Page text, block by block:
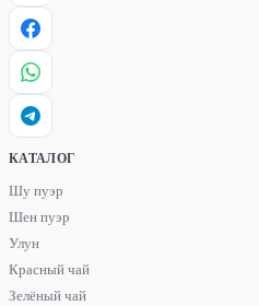
КАТАЛОГ
Шу пуэр
Шен пуэр
Улун
Красный чай
Зелёный чай